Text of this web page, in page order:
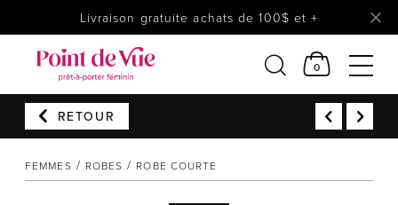
Livraison gratuite achats de 100$ et +
0
Accessoires
RETOUR
FEMMES ROBES ROBE COURTE